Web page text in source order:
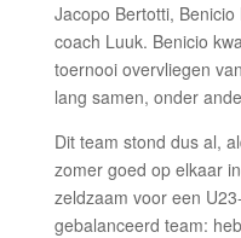
Jacopo Bertotti,
coach Luuk. Benicio
toernooi overvliegen
lang samen, onder
Dit team stond dus al,
zomer goed op elkaar
zeldzaam voor een
gebalanceerd team: